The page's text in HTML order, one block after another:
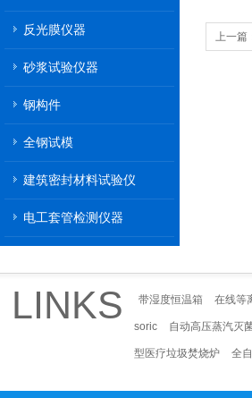
反光膜仪器
砂浆试验仪器
钢构件
全钢试模
建筑密封材料试验仪
电工套管检测仪器
上一篇
LINKS 带湿度恒温箱 在线等
soric 自动高压蒸汽灭
型医疗垃圾焚烧炉 全